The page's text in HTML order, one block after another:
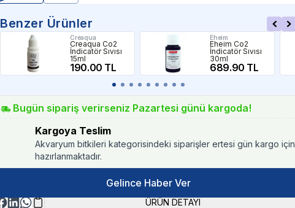
Benzer Ürünler
Creaqua
Creaqua Co2
İndicatör Sıvısı
15ml
190.00 TL
Eheim
Eheim Co2
İndicatör Sıvısı
30ml
689.90 TL
Bugün sipariş verirseniz Pazartesi günü kargoda!
Kargoya Teslim
Akvaryum bitkileri kategorisindeki siparişler ertesi gün kargo için
hazırlanmaktadır.
Gelince Haber Ver
ÜRÜN DETAYI